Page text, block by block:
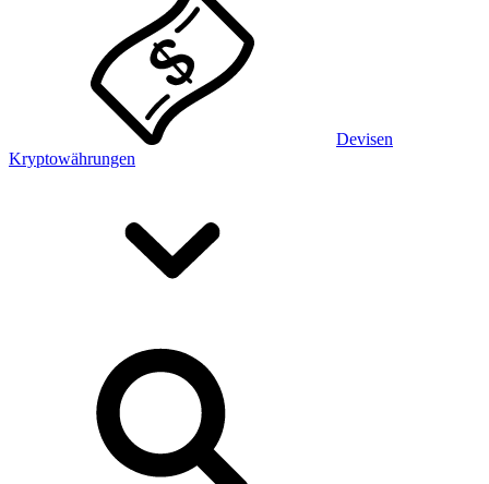
Devisen
Kryptowährungen